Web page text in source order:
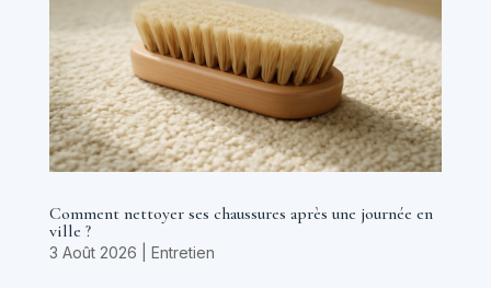
Comment nettoyer ses chaussures après une journée en
ville ?
3 Août 2026 Entretien